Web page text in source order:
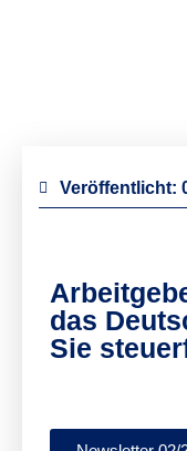
Veröffentlicht:
das
Sie